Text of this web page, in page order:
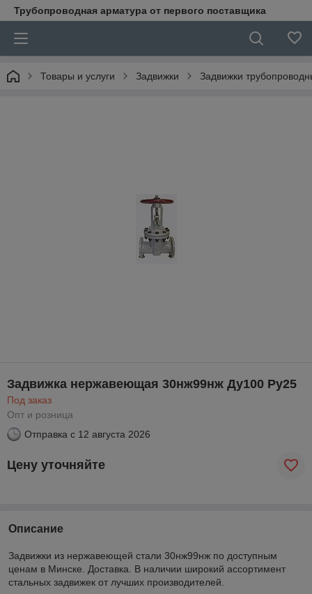
Трубопроводная арматура от первого поставщика
Товары и услуги Задвижки Задвижки
Задвижка нержавеющая 30нж99нж Ду100 Ру25
Под заказ
Опт и розница
Отправка с 12 августа 2026
Цену уточняйте
Описание
Задвижки из нержавеющей стали 30нж99нж по доступным
ценам в Минске. Доставка. В наличии широкий ассортимент
стальных задвижек от лучших производителей.